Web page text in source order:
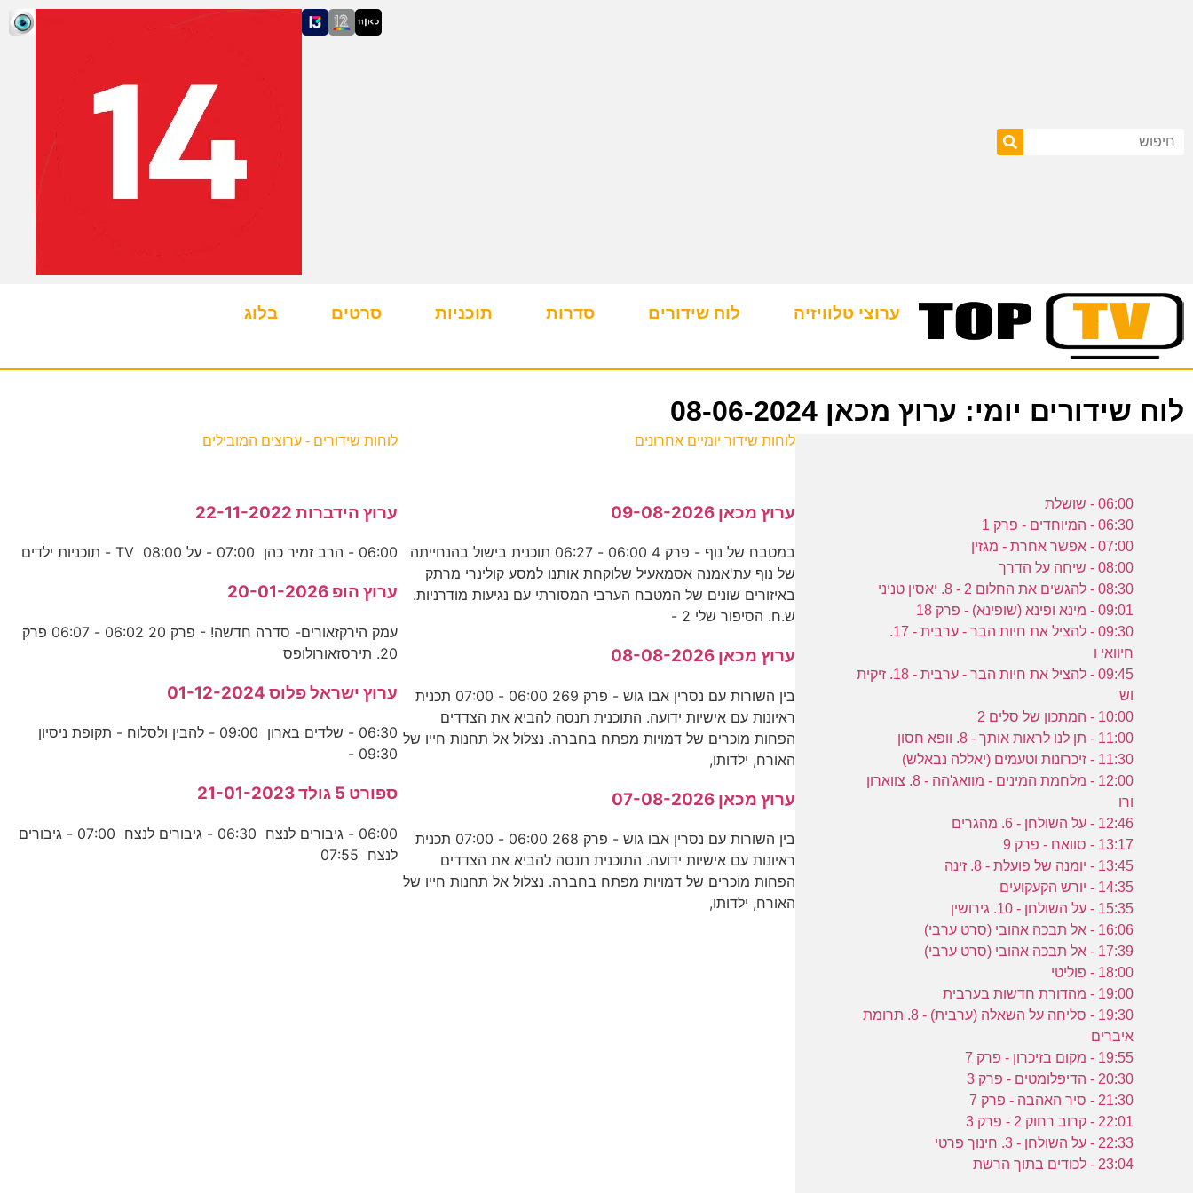
ערוצי טלוויזיה לוח שידורים סדרות תוכניות סרטים בלוג
לוח שידורים יומי: ערוץ מכאן 08-06-2024
06:00 - שושלת
06:30 - המיוחדים - פרק 1
07:00 - אפשר אחרת - מגזין
08:00 - שיחה על הדרך
08:30 - להגשים את החלום 2 - 8. יאסין טניני
09:01 - מינא ופינא (שופינא) - פרק 18
09:30 - להציל את חיות הבר - ערבית - 17.
חיוואי ו
09:45 - להציל את חיות הבר - ערבית - 18. זיקית
וש
10:00 - המתכון של סלים 2
11:00 - תן לנו לראות אותך - 8. וופא חסון
11:30 - זיכרונות וטעמים (יאללה נבאלש)
12:00 - מלחמת המינים - מוואג'הה - 8. צווארון
ורו
12:46 - על השולחן - 6. מהגרים
13:17 - סוואח - פרק 9
13:45 - יומנה של פועלת - 8. זינה
14:35 - יורש הקעקועים
15:35 - על השולחן - 10. גירושין
16:06 - אל תבכה אהובי (סרט ערבי)
17:39 - אל תבכה אהובי (סרט ערבי)
18:00 - פוליטי
19:00 - מהדורת חדשות בערבית
19:30 - סליחה על השאלה (ערבית) - 8. תרומת
איברים
19:55 - מקום בזיכרון - פרק 7
20:30 - הדיפלומטים - פרק 3
21:30 - סיר האהבה - פרק 7
22:01 - קרוב רחוק 2 - פרק 3
22:33 - על השולחן - 3. חינוך פרטי
23:04 - לכודים בתוך הרשת
לוחות שידור יומיים אחרונים
ערוץ מכאן 09-08-2026
במטבח של נוף - פרק 4 06:00 - 06:27 תוכנית בישול בהנחייתה
של נוף עת'אמנה אסמאעיל שלוקחת אותנו למסע קולינרי מרתק
באיזורים שונים של המטבח הערבי המסורתי עם נגיעות מודרניות.
ש.ח. הסיפור שלי 2 -
ערוץ מכאן 08-08-2026
בין השורות עם נסרין אבו גוש - פרק 269 06:00 - 07:00 תכנית
ראיונות עם אישיות ידועה. התוכנית תנסה להביא את הצדדים
הפחות מוכרים של דמויות מפתח בחברה. נצלול אל תחנות חייו של
האורח, ילדותו,
ערוץ מכאן 07-08-2026
בין השורות עם נסרין אבו גוש - פרק 268 06:00 - 07:00 תכנית
ראיונות עם אישיות ידועה. התוכנית תנסה להביא את הצדדים
הפחות מוכרים של דמויות מפתח בחברה. נצלול אל תחנות חייו של
האורח, ילדותו,
לוחות שידורים - ערוצים המובילים
ערוץ הידברות 22-11-2022
06:00 - הרב זמיר כהן 07:00 - על TV 08:00 - תוכניות ילדים
ערוץ הופ 20-01-2026
עמק הירקזאורים- סדרה חדשה! - פרק 20 06:02 - 06:07 פרק
20. תירסזאורולופס
ערוץ ישראל פלוס 01-12-2024
06:30 - שלדים בארון 09:00 - להבין ולסלוח - תקופת ניסיון
09:30 -
ספורט 5 גולד 21-01-2023
06:00 - גיבורים לנצח 06:30 - גיבורים לנצח 07:00 - גיבורים
לנצח 07:55